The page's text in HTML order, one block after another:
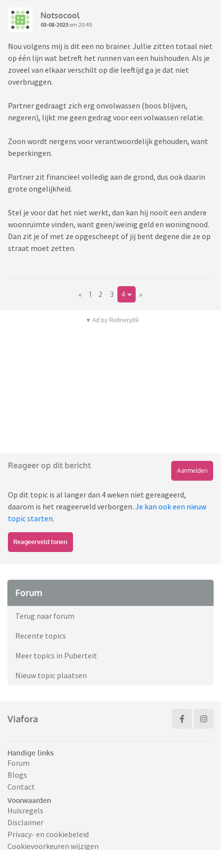
Notsocool
03-08-2023 om 20:49
Nou volgens mij is dit een no brainer. Jullie zitten totaal niet
op één lijn wat betreft het runnen van een huishouden. Als je
zoveel van elkaar verschilt op die leeftijd ga je dat niet
overbruggen.
Partner gedraagt zich erg onvolwassen (boos blijven,
negeren), lijkt me geen gedrag voor een volwassen relatie.
Zoon wordt nergens voor verantwoordelijk gehouden, want
beperkingen.
Partner zit financieel volledig aan de grond, dus ook daarin
grote ongelijkheid.
Stel je voor dat het niet werkt, dan kan hij nooit een andere
woonruimte vinden, want geen/weinig geld en woningnood.
Dan zit je of met ze opgescheept of jij bent degene die ze op
straat moet zetten.
« 1 2 3 4 »
▼ Ad by Refinery89
Reageer op dit bericht
Aanmelden
Op dit topic is al langer dan 4 weken niet gereageerd,
daarom is het reageerveld verborgen. Je kan ook een nieuw
topic starten.
Reageerveld tonen
Forum
Terug naar forum
Recente topics
Meer topics in Puberteit
Nieuw topic plaatsen
Viafora
Handige links
Forum
Blogs
Contact
Voorwaarden
Huisregels
Disclaimer
Privacy- en cookiebeleid
Cookievoorkeuren wijzigen